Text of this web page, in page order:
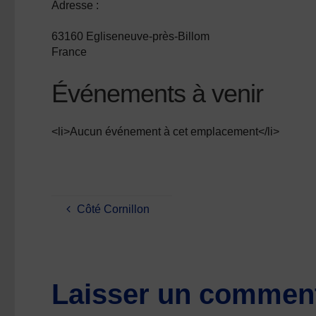
Adresse :
63160 Egliseneuve-près-Billom
France
Événements à venir
<li>Aucun événement à cet emplacement</li>
Côté Cornillon
Laisser un